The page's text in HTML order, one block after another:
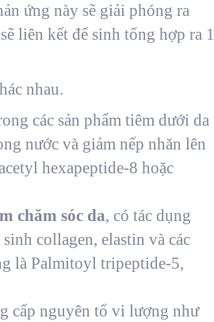
ứng này sẽ giải phóng ra
liên kết để sinh tổng hợp ra 1
nhau.
các sản phẩm tiêm dưới da
nước và giảm nếp nhăn lên
hexapeptide-8 hoặc
chăm sóc da, có tác dụng
collagen, elastin và các
là Palmitoyl tripeptide-5,
cấp nguyên tố vi lượng như